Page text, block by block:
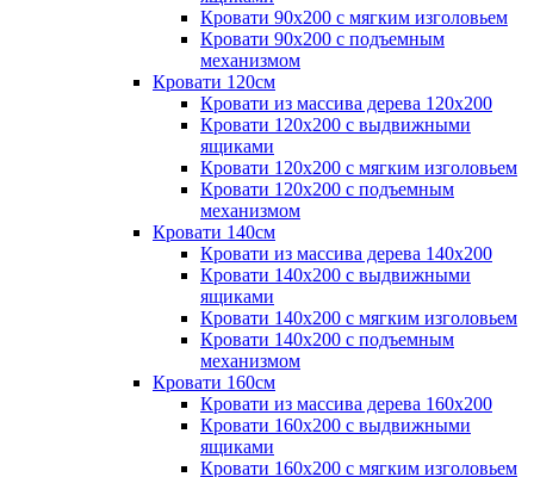
Кровати 90х200 с мягким изголовьем
Кровати 90х200 с подъемным
механизмом
Кровати 120см
Кровати из массива дерева 120х200
Кровати 120х200 с выдвижными
ящиками
Кровати 120х200 с мягким изголовьем
Кровати 120х200 с подъемным
механизмом
Кровати 140см
Кровати из массива дерева 140х200
Кровати 140х200 с выдвижными
ящиками
Кровати 140х200 с мягким изголовьем
Кровати 140х200 с подъемным
механизмом
Кровати 160см
Кровати из массива дерева 160х200
Кровати 160х200 с выдвижными
ящиками
Кровати 160х200 с мягким изголовьем